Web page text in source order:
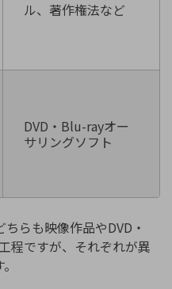
ル、著作権法など
DVD・Blu-rayオー
サリングソフト
らも映像作品やDVD・
程ですが、それぞれが異